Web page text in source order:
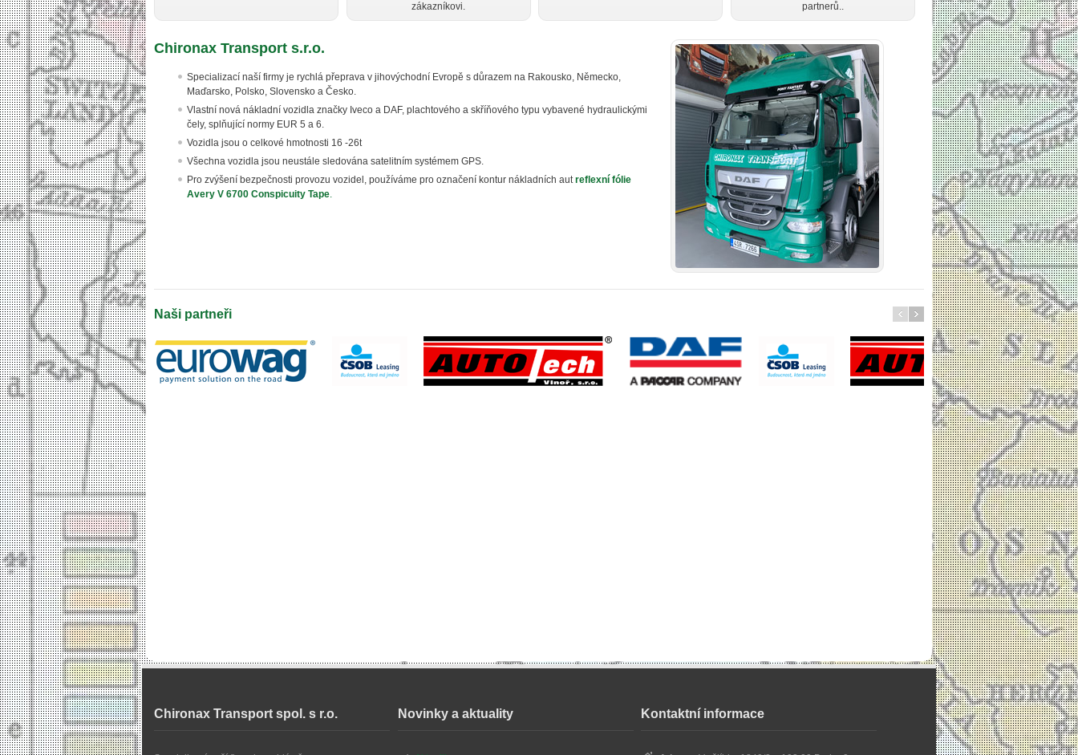
zákazníkovi.
partnerů..
Chironax Transport s.r.o.
Specializací naší firmy je rychlá přeprava v jihovýchodní Evropě s důrazem na Rakousko, Německo,
Maďarsko, Polsko, Slovensko a Česko.
Vlastní nová nákladní vozidla značky Iveco a DAF, plachtového a skříňového typu vybavené hydraulickými
čely, splňující normy EUR 5 a 6.
Vozidla jsou o celkové hmotnosti 16 -26t
Všechna vozidla jsou neustále sledována satelitním systémem GPS.
Pro zvýšení bezpečnosti provozu vozidel, používáme pro označení kontur nákladních autreflexní fólie
Avery V 6700 Conspicuity Tape.
Naši partneři
Chironax Transport spol. s r.o. Novinky a aktuality Kontaktní informace